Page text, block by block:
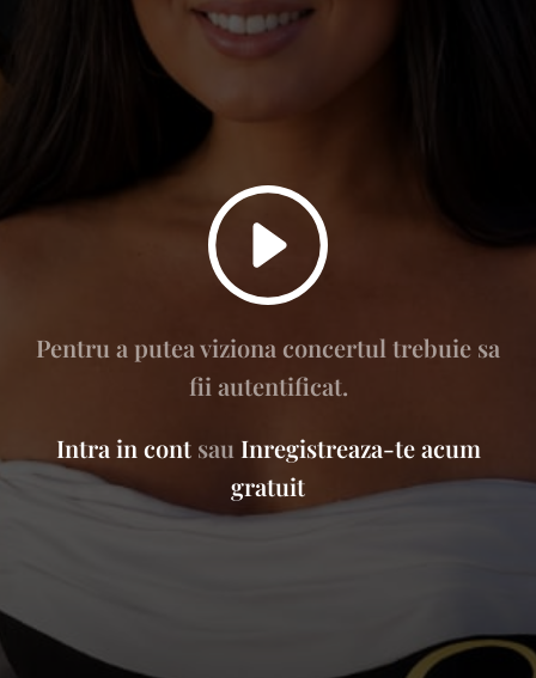
Pentru a putea viziona concertul trebuie sa
fii autentificat.
Intra in contsau Inregistreaza-te acum
gratuit